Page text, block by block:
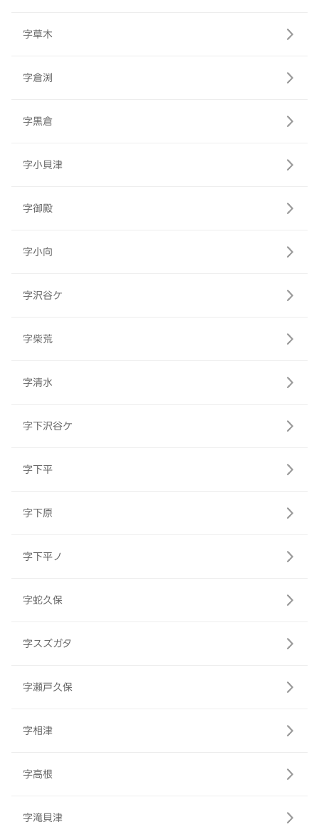
字草木
字倉渕
字黒倉
字小貝津
字御殿
字小向
字沢谷ケ
字柴荒
字清水
字下沢谷ケ
字下平
字下原
字下平ノ
字蛇久保
字スズガタ
字瀬戸久保
字相津
字高根
字滝貝津